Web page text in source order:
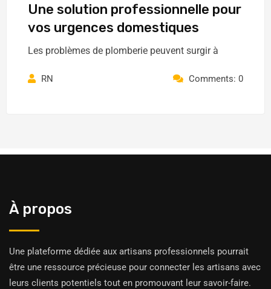
Une solution professionnelle pour
vos urgences domestiques
Les problèmes de plomberie peuvent surgir à
RN Comments: 0
À propos
Une plateforme dédiée aux artisans professionnels pourrait
être une ressource précieuse pour connecter les artisans avec
leurs clients potentiels tout en promouvant leur savoir-faire.